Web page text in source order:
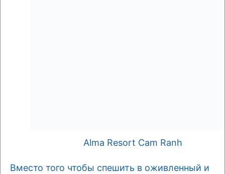
Alma Resort Cam Ranh
Вместо того чтобы спешить в оживленный и